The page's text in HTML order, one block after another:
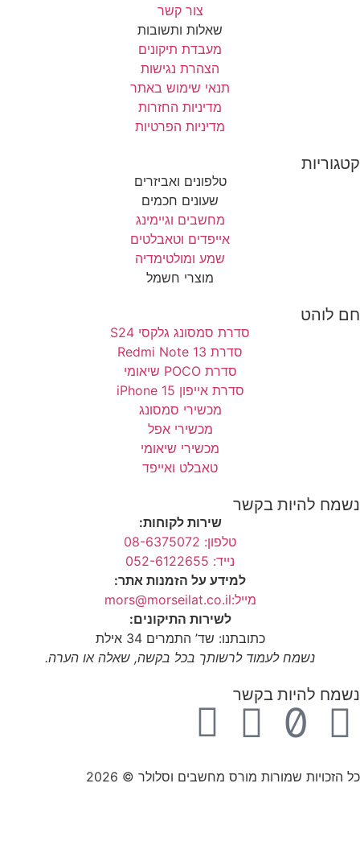
צור קשר
שאלות ותשובות
מעבדת תיקונים
הצהרת נגישות
תנאי שימוש באתר
מדיניות החזרות
מדיניות הפרטיות
קטגוריות
טלפונים ואביזרים
שעונים חכמים
מחשבים וגיימינג
אייפדים וטאבלטים
שמע ומולטימדיה
מוצרי חשמל
חם לוהט
סדרת סמסונג גלקסי S24
סדרת Redmi Note 13
סדרת POCO שיאומי
סדרת אייפון 15 iPhone
מכשירי סמסונג
מכשירי אפל
מכשירי שיאומי
טאבלט ואייפד
נשמח להיות בקשר
שירות לקוחות:
טלפון: 08-6375072
נייד: 052-6122655
למידע על הזמנות אתר:
מייל:mors@morseilat.co.il
לשירות התיקונים:
כתובתנו: שד’ התמרים 34 אילת
נשמח לעמוד לרשותך בכל בקשה, שאלה או הערה.
נשמח להיות בקשר
כל הזכויות שמורות מורס מחשבים וסלולר © 2026